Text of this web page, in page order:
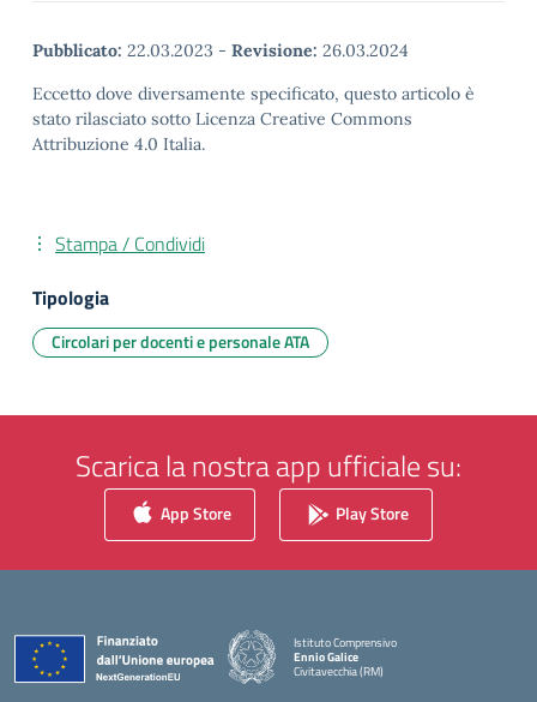
Pubblicato: 22.03.2023 - Revisione: 26.03.2024
Eccetto dove diversamente specificato, questo articolo è
stato rilasciato sotto Licenza Creative Commons
Attribuzione 4.0 Italia.
Stampa / Condividi
Tipologia
Circolari per docenti e personale ATA
Scarica la nostra app ufficiale su:
App Store Play Store
Istituto Comprensivo
Ennio Galice
Civitavecchia (RM)